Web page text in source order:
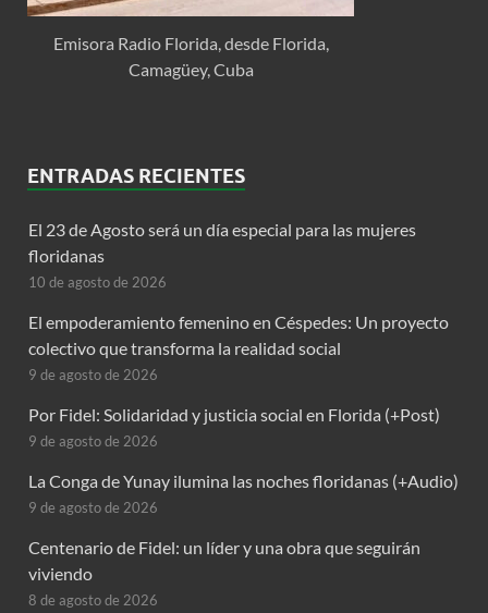
Emisora Radio Florida, desde Florida,
Camagüey, Cuba
ENTRADAS RECIENTES
El 23 de Agosto será un día especial para las mujeres
floridanas
10 de agosto de 2026
El empoderamiento femenino en Céspedes: Un proyecto
colectivo que transforma la realidad social
9 de agosto de 2026
Por Fidel: Solidaridad y justicia social en Florida (+Post)
9 de agosto de 2026
La Conga de Yunay ilumina las noches floridanas (+Audio)
9 de agosto de 2026
Centenario de Fidel: un líder y una obra que seguirán
viviendo
8 de agosto de 2026